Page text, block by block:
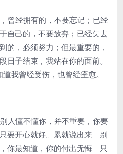
经拥有的，不要忘记；已经
自己的，不要放弃；已经失去
的，必须努力；但最重要的，
日子结束，我站在你的面前。
我曾经受伤，也曾经痊愈。
懂不懂你，并不重要，你要
要开心就好。累就说出来，别
你最知道，你的付出无悔，只